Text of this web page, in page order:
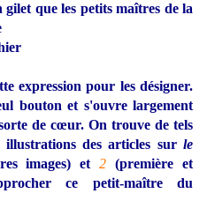
que les petits maîtres de la
expression pour les désigner.
bouton et s'ouvre largement
de cœur. On trouve de tels
illustrations des articles sur le
images) et 2 (première et
ce petit-maître du